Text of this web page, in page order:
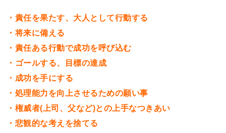
・責任を果たす、大人として行動する
・将来に備える
・責任ある行動で成功を呼び込む
・ゴールする、目標の達成
・成功を手にする
・処理能力を向上させるための願い事
・権威者(上司、父など)との上手なつきあい
・悲観的な考えを捨てる